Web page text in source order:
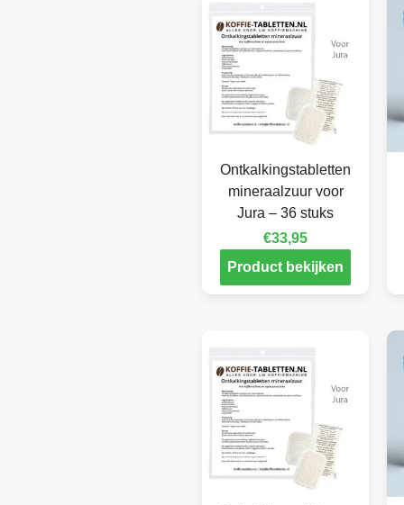
Ontkalkingstabletten
mineraalzuur voor
Jura – 36 stuks
€33,95
Product bekijken